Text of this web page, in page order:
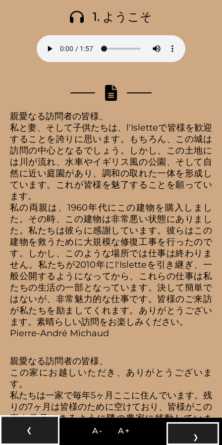
A- A+
❮
❯
1. ようこそ
親愛なる訪問者の皆様、
私と妻、そして子供たちは、l'Isletteで皆様を歓迎
することを誇りに思います。もちろん、この城は
訪問の中心となるでしょう。しかし、この土地に
は川が流れ、水車やイギリス風の公園、そして自
然に近い庭園があり、調和の取れた一体を形成し
ています。これが皆様を魅了することを願ってい
ます。
私の両親は、1960年代にこの建物を購入しまし
た。その時、この建物は非常悪い状態にありまし
た。私たちは彼らに感謝しています。彼らはこの
建物を救うために大規模な修復工事を行ったので
す。しかし、このような場所では仕事は終わりま
せん。私たちが2010年にl'Isletteを引き継ぎ、一
般公開するようになってから、これらの仕事は私
たちの生活の一部となっています。決して簡単で
はないが、非常魅力的な仕事です。皆様のご来訪
が私たちを励ましてくれます。ありがとうござい
ます。素晴らしい訪問をお楽しみください。
Pierre-André Michaud
親愛なる訪問者の皆様、
この家にお越しいただき、ありがとうございま
す。
私たちは一家で毎年5ヶ月ここに住んでいます。残
りの7ヶ月は皆様のために空けており、皆様がこの
家を発見できるように隣の農家に移動していま
す。その内部のレイアウト、部屋の大きさ、そし
てそれらを照らす自然光が、とても快適な生活空